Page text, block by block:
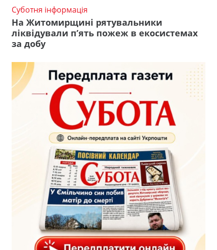
Суботня інформація
На Житомирщині рятувальники
ліквідували п’ять пожеж в екосистемах
за добу